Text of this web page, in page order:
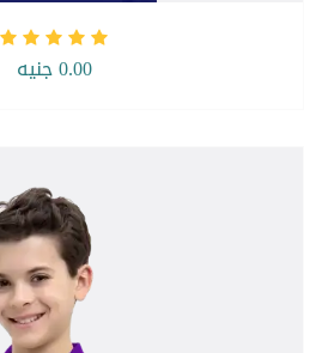
0.00 جنيه